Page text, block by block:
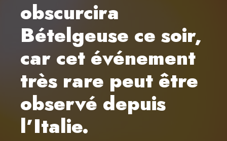
obscurcira
Bételgeuse ce soir,
car cet événement
très rare peut être
observé depuis
l’Italie.